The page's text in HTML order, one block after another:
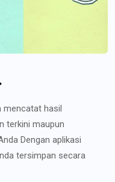
mencatat hasil
terkini maupun
Dengan aplikasi
tersimpan secara